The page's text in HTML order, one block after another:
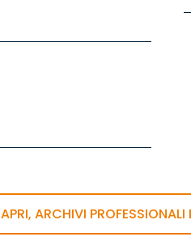
APRI, ARCHIVI